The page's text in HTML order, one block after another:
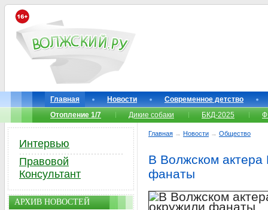
Главная Новости
Современное детство
Отопление 1/7
Дикие собаки БКД-2025
Главная → Новости → Общество
В Волжском актера
фанаты
Интервью
Правовой
Консультант
АРХИВ НОВОСТЕЙ